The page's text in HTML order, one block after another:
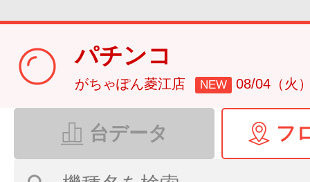
パチンコ
がちゃぽん菱江店 NEW 08/04（火
台データ フ